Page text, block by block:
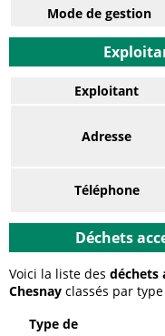
Mode de gestion
Exploitant
Adresse
Téléphone
Déchets
Voici la liste des déchets
Chesnay classés par
Type de